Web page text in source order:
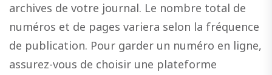
archives de votre journal. Le nombre total de
numéros et de pages variera selon la fréquence
de publication. Pour garder un numéro en ligne,
assurez-vous de choisir une plateforme